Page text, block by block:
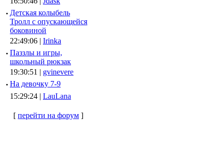
· Детская колыбель
Тролл с опускающейся
боковиной
22:49:06 | Irinka
· Паззлы и игры,
школьный рюкзак
19:30:51 | gvinevere
· Hа девочку 7-9
15:29:24 | LauLana
[ перейти на форум ]